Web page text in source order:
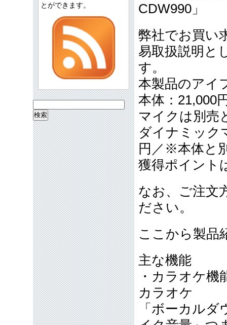
CDW990」
弊社でお買い
易取扱説明と
す。
本製品のアイ
本体：21,000
マイクは別売
ダイナミック
円／※本体と
獲得ポイント
なお、ご注文
ださい。
ここから製品
主な機能
・カラオケ
カラオケ
「ボーカル
とができます。
索: